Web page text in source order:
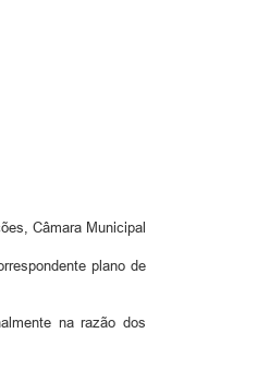
Câmara Municipal
plano de
na razão dos